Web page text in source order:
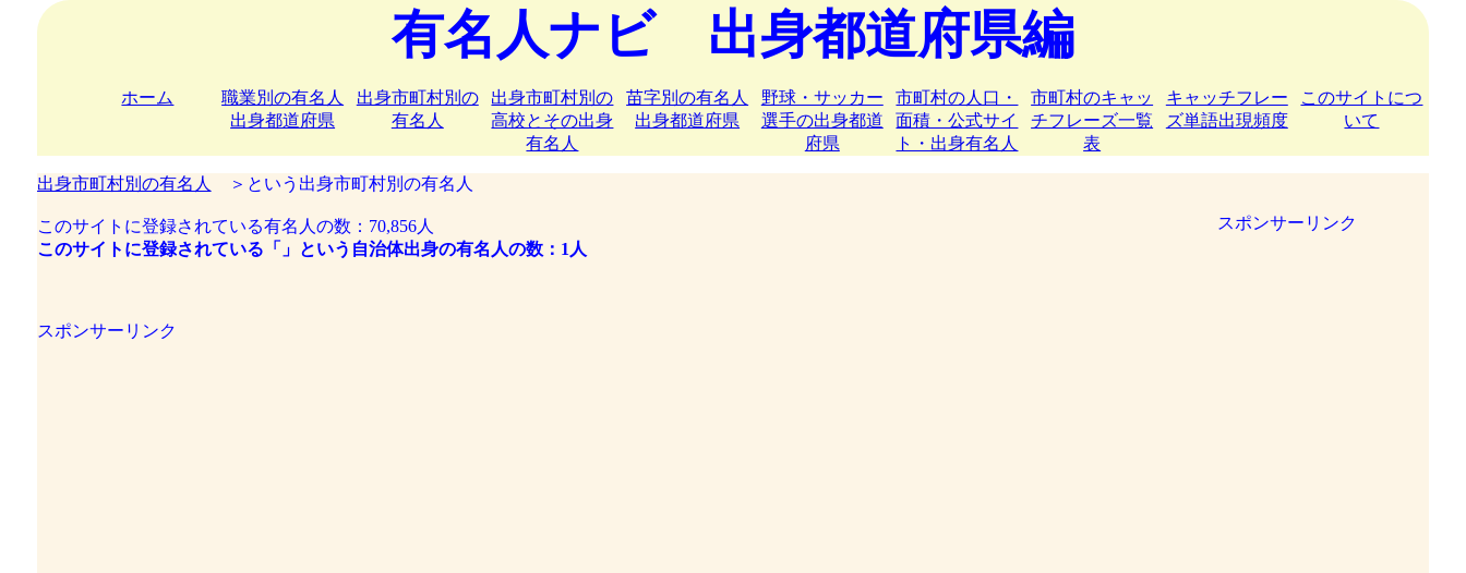
有名人ナビ 出身都道府県編
ホーム
職業別の有名人
出身都道府県
出身市町村別の
有名人
出身市町村別の
高校とその出身
有名人
苗字別の有名人
出身都道府県
野球・サッカー
選手の出身都道
府県
市町村の人口・
面積・公式サイ
ト・出身有名人
市町村のキャッ
チフレーズ一覧
表
キャッチフレー
ズ単語出現頻度
このサイトにつ
いて
出身市町村別の有名人 ＞という出身市町村別の有名人
このサイトに登録されている有名人の数：70,856人
このサイトに登録されている「」という自治体出身の有名人の数：1人
スポンサーリンク
スポンサーリンク